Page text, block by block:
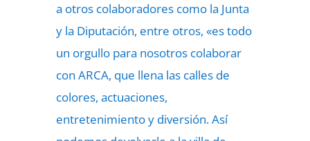
a otros colaboradores como la Junta
y la Diputación, entre otros, «es todo
un orgullo para nosotros colaborar
con ARCA, que llena las calles de
colores, actuaciones,
entretenimiento y diversión. Así